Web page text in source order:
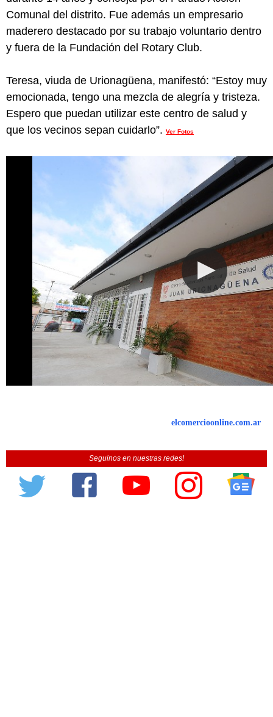
Comunal del distrito. Fue además un empresario
maderero destacado por su trabajo voluntario dentro
y fuera de la Fundación del Rotary Club.
Teresa, viuda de Urionagüena, manifestó: “Estoy muy
emocionada, tengo una mezcla de alegría y tristeza.
Espero que puedan utilizar este centro de salud y
que los vecinos sepan cuidarlo”. Ver Fotos
elcomercioonline.com.ar
Seguinos en nuestras redes!